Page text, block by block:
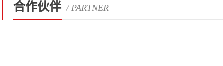
合作伙伴 / PARTNER